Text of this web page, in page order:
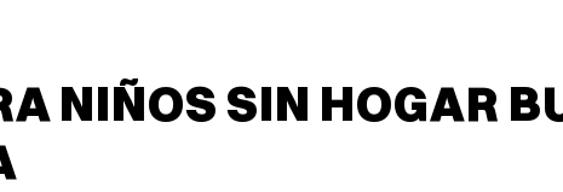
NIÑOS SIN HOGAR